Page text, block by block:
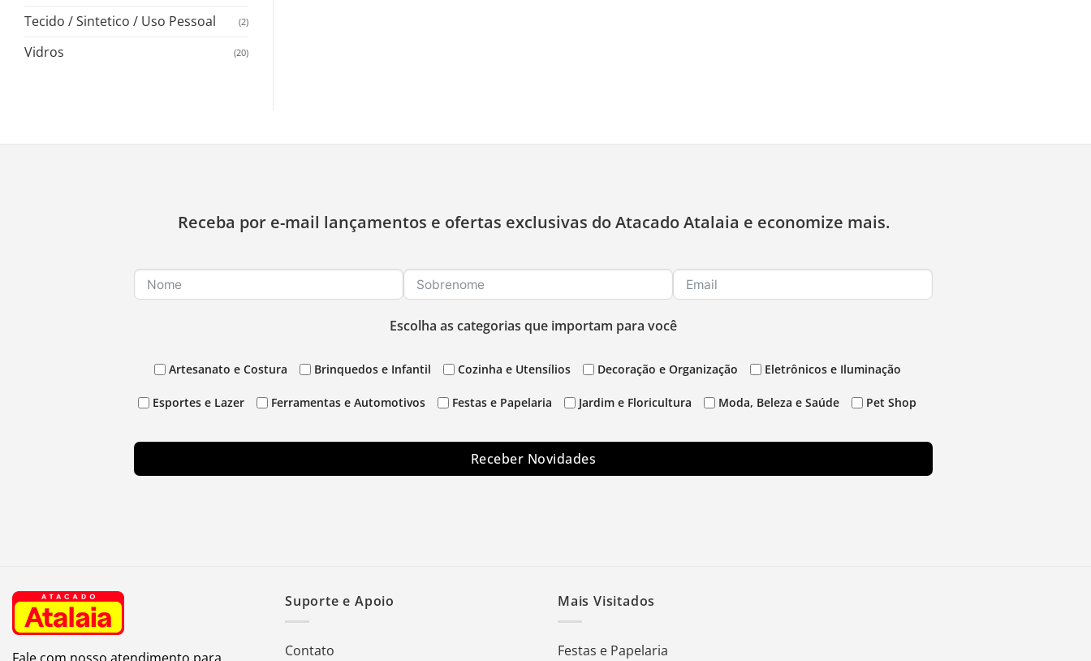
Tecido / Sintetico / Uso Pessoal (2)
Vidros (20)
Receba por e-mail lançamentos e ofertas exclusivas do Atacado Atalaia e economize mais.
Escolha as categorias que importam para você
Artesanato e Costura Brinquedos e Infantil Cozinha e Utensílios Decoração e Organização Eletrônicos e Iluminação
Esportes e Lazer Ferramentas e Automotivos Festas e Papelaria Jardim e Floricultura Moda, Beleza e Saúde Pet Shop
Receber Novidades
Suporte e Apoio
Contato
Mais Visitados
Festas e Papelaria